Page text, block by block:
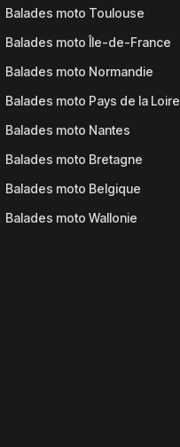
Balades moto Toulouse
Balades moto Île-de-France
Balades moto Normandie
Balades moto Pays de la Loire
Balades moto Nantes
Balades moto Bretagne
Balades moto Belgique
Balades moto Wallonie